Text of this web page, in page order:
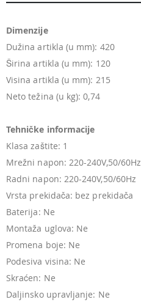
Dimenzije
Dužina artikla (u mm): 420
Širina artikla (u mm): 120
Visina artikla (u mm): 215
Neto težina (u kg): 0,74
Tehničke informacije
Klasa zaštite: 1
Mrežni napon: 220-240V,50/60Hz
Radni napon: 220-240V,50/60Hz
Vrsta prekidača: bez prekidača
Baterija: Ne
Montaža uglova: Ne
Promena boje: Ne
Podesiva visina: Ne
Skraćen: Ne
Daljinsko upravljanje: Ne